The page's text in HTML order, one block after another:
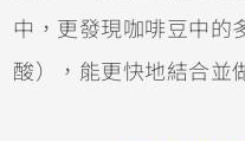
中，更發現咖啡豆中的
酸），能更快地結合並